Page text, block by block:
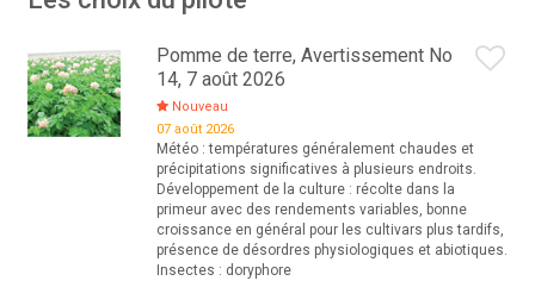
Pomme de terre, Avertissement No
14, 7 août 2026
Nouveau
07 août 2026
Météo : températures généralement chaudes et
précipitations significatives à plusieurs endroits.
Développement de la culture : récolte dans la
primeur avec des rendements variables, bonne
croissance en général pour les cultivars plus tardifs,
présence de désordres physiologiques et abiotiques.
Insectes : doryphore